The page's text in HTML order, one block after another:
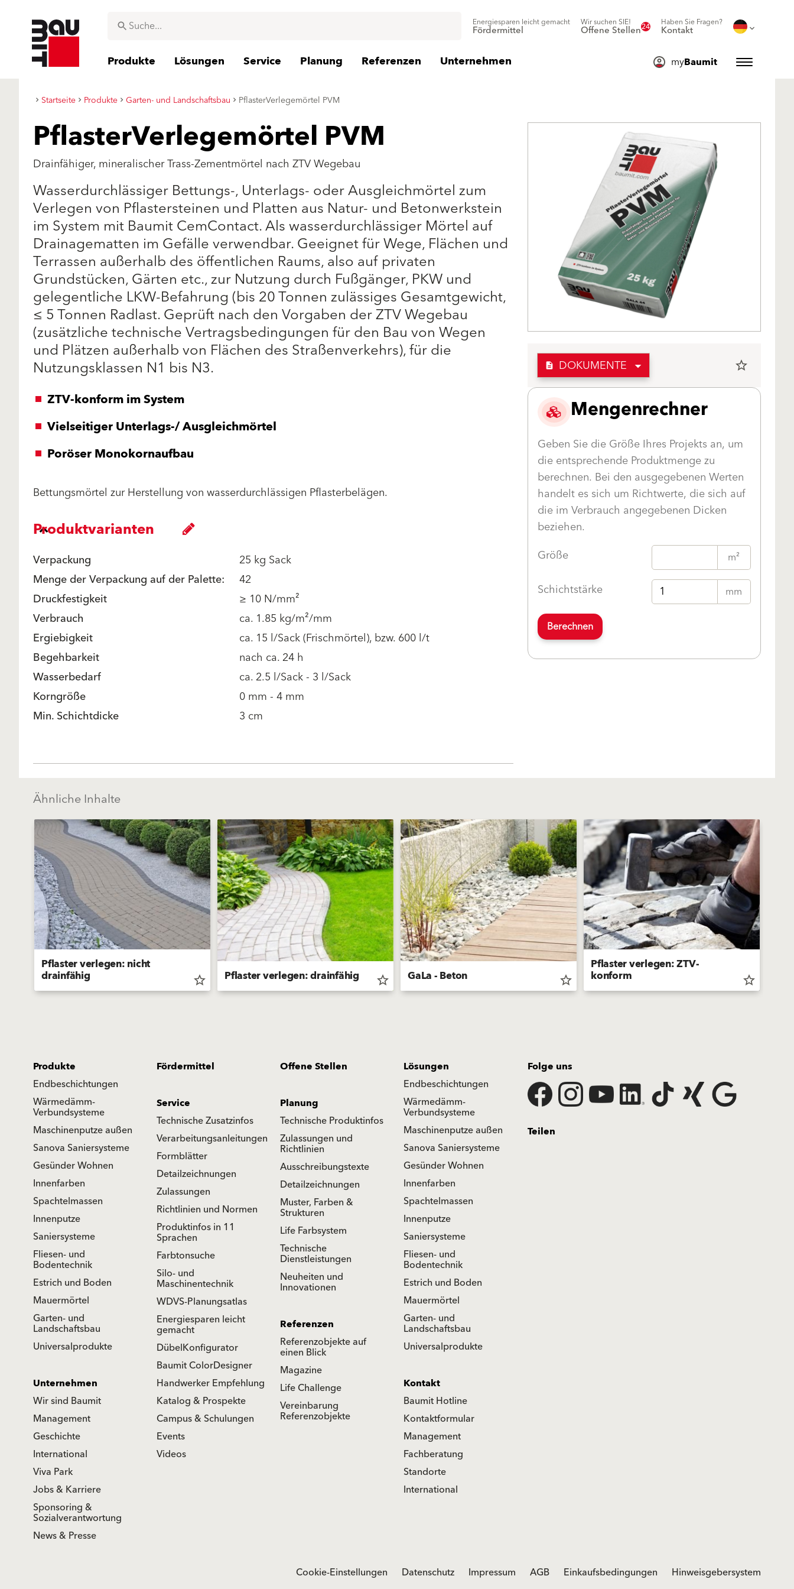
Energiesparen leicht gemacht
Fördermittel
Wir suchen SIE!
Offene Stellen24 Haben Sie Fragen?
Kontakt
Produkte Lösungen Service Planung Referenzen Unternehmen myBaumit
Startseite Produkte Garten- und Landschaftsbau PflasterVerlegemörtel PVM
PflasterVerlegemörtel PVM
Drainfähiger, mineralischer Trass-Zementmörtel nach ZTV Wegebau
Wasserdurchlässiger Bettungs-, Unterlags- oder Ausgleichmörtel zum
Verlegen von Pflastersteinen und Platten aus Natur- und Betonwerkstein
im System mit Baumit CemContact. Als wasserdurchlässiger Mörtel auf
Drainagematten im Gefälle verwendbar. Geeignet für Wege, Flächen und
Terrassen außerhalb des öffentlichen Raums, also auf privaten
Grundstücken, Gärten etc., zur Nutzung durch Fußgänger, PKW und
gelegentliche LKW-Befahrung (bis 20 Tonnen zulässiges Gesamtgewicht,
≤ 5 Tonnen Radlast. Geprüft nach den Vorgaben der ZTV Wegebau
(zusätzliche technische Vertragsbedingungen für den Bau von Wegen
und Plätzen außerhalb von Flächen des Straßenverkehrs), für die
Nutzungsklassen N1 bis N3.
ZTV-konform im System
Vielseitiger Unterlags-/ Ausgleichmörtel
Poröser Monokornaufbau
Bettungsmörtel zur Herstellung von wasserdurchlässigen Pflasterbelägen.
Produktvarianten
Verpackung
25 kg Sack
Menge der Verpackung auf der Palette:
42
Druckfestigkeit
≥ 10 N/mm²
Verbrauch
ca. 1.85 kg/m²/mm
Ergiebigkeit
ca. 15 l/Sack (Frischmörtel), bzw. 600 l/t
Begehbarkeit
nach ca. 24 h
Wasserbedarf
ca. 2.5 l/Sack - 3 l/Sack
Korngröße
0 mm - 4 mm
Min. Schichtdicke
3 cm
description DOKUMENTE star_border
Mengenrechner
Geben Sie die Größe Ihres Projekts an, um
die entsprechende Produktmenge zu
berechnen. Bei den ausgegebenen Werten
handelt es sich um Richtwerte, die sich auf
die im Verbrauch angegebenen Dicken
beziehen.
Größe
m²
Schichtstärke mm
Berechnen
Ähnliche Inhalte
Pflaster verlegen: nicht
drainfähig star_border Pflaster verlegen: drainfähig star_border GaLa - Beton star_border
Pflaster verlegen: ZTV-
konform star_border
Produkte
Endbeschichtungen
Wärmedämm-
Verbundsysteme
Maschinenputze außen
Sanova Saniersysteme
Gesünder Wohnen
Innenfarben
Spachtelmassen
Innenputze
Saniersysteme
Fliesen- und
Bodentechnik
Estrich und Boden
Mauermörtel
Garten- und
Landschaftsbau
Universalprodukte
Fördermittel Offene Stellen
Lösungen
Endbeschichtungen
Wärmedämm-
Verbundsysteme
Maschinenputze außen
Sanova Saniersysteme
Gesünder Wohnen
Innenfarben
Spachtelmassen
Innenputze
Saniersysteme
Fliesen- und
Bodentechnik
Estrich und Boden
Mauermörtel
Garten- und
Landschaftsbau
Universalprodukte
Service
Technische Zusatzinfos
Verarbeitungsanleitungen
Formblätter
Detailzeichnungen
Zulassungen
Richtlinien und Normen
Produktinfos in 11
Sprachen
Farbtonsuche
Silo- und
Maschinentechnik
WDVS-Planungsatlas
Energiesparen leicht
gemacht
DübelKonfigurator
Baumit ColorDesigner
Handwerker Empfehlung
Katalog & Prospekte
Campus & Schulungen
Events
Videos
Planung
Technische Produktinfos
Zulassungen und
Richtlinien
Ausschreibungstexte
Detailzeichnungen
Muster, Farben &
Strukturen
Life Farbsystem
Technische
Dienstleistungen
Neuheiten und
Innovationen
Referenzen
Referenzobjekte auf
einen Blick
Magazine
Life Challenge
Vereinbarung
Referenzobjekte
Unternehmen
Wir sind Baumit
Management
Geschichte
International
Viva Park
Jobs & Karriere
Sponsoring &
Sozialverantwortung
News & Presse
Kontakt
Baumit Hotline
Kontaktformular
Management
Fachberatung
Standorte
International
Folge uns
Teilen
Cookie-Einstellungen Datenschutz Impressum AGB Einkaufsbedingungen Hinweisgebersystem